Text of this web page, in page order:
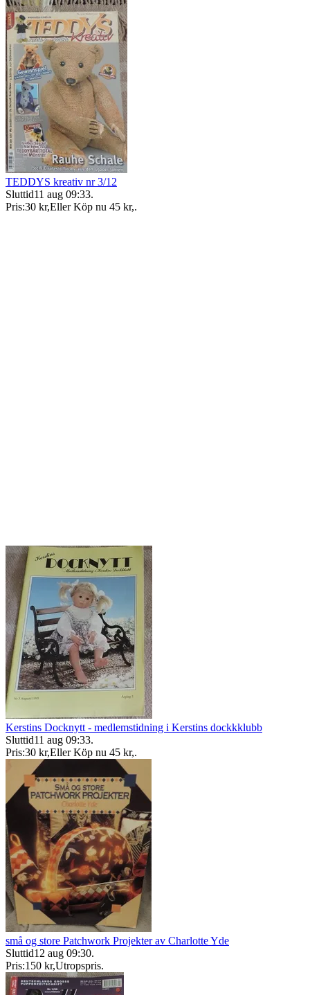
TEDDYS kreativ nr 3/12
Sluttid11 aug 09:33.
Pris:30 kr,Eller Köp nu 45 kr,.
Kerstins Docknytt - medlemstidning i Kerstins dockkklubb
Sluttid11 aug 09:33.
Pris:30 kr,Eller Köp nu 45 kr,.
små og store Patchwork Projekter av Charlotte Yde
Sluttid12 aug 09:30.
Pris:150 kr,Utropspris.